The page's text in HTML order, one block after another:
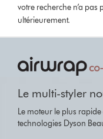
votre recherche n’a pas
ultérieurement.
Le multi-styler
Le moteur le plus
technologies Dyson